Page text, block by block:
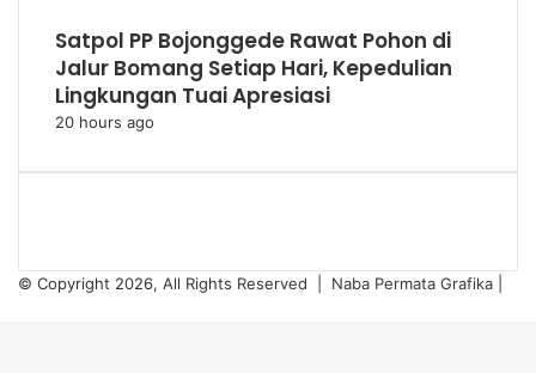
Satpol PP Bojonggede Rawat Pohon di
Jalur Bomang Setiap Hari, Kepedulian
Lingkungan Tuai Apresiasi
20 hours ago
© Copyright 2026, All Rights Reserved | Naba Permata Grafika